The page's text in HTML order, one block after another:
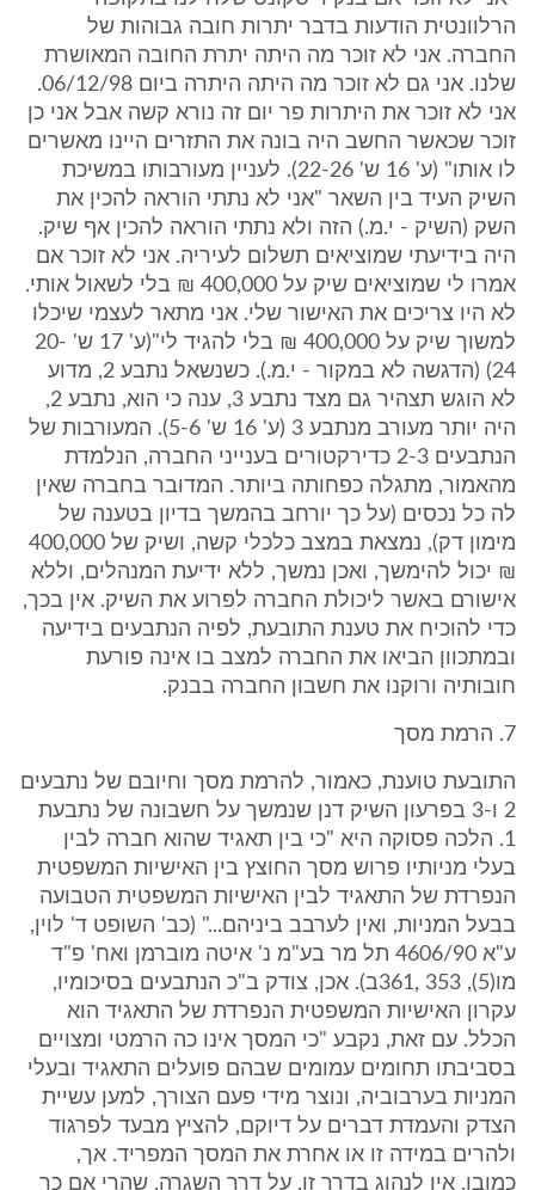
הרלוונטית הודעות בדבר יתרות חובה גבוהות של
החברה. אני לא זוכר מה היתה יתרת החובה המאושרת
שלנו. אני גם לא זוכר מה היתה היתרה ביום 06/12/98.
אני לא זוכר את היתרות פר יום זה נורא קשה אבל אני כן
זוכר שכאשר החשב היה בונה את התזרים היינו מאשרים
לו אותו" (ע' 16 ש' 22-26). לעניין מעורבותו במשיכת
השיק העיד בין השאר "אני לא נתתי הוראה להכין את
השק (השיק - י.מ.) הזה ולא נתתי הוראה להכין אף שיק.
היה בידיעתי שמוציאים תשלום לעיריה. אני לא זוכר אם
אמרו לי שמוציאים שיק על 400,000 ₪ בלי לשאול אותי.
לא היו צריכים את האישור שלי. אני מתאר לעצמי שיכלו
למשוך שיק על 400,000 ₪ בלי להגיד לי"(ע' 17 ש' 20-
24) (הדגשה לא במקור - י.מ.). כשנשאל נתבע 2, מדוע
לא הוגש תצהיר גם מצד נתבע 3, ענה כי הוא, נתבע 2,
היה יותר מעורב מנתבע 3 (ע' 16 ש' 5-6). המעורבות של
הנתבעים 2-3 כדירקטורים בענייני החברה, הנלמדת
מהאמור, מתגלה כפחותה ביותר. המדובר בחברה שאין
לה כל נכסים (על כך יורחב בהמשך בדיון בטענה של
מימון דק), נמצאת במצב כלכלי קשה, ושיק של 400,000
₪ יכול להימשך, ואכן נמשך, ללא ידיעת המנהלים, וללא
אישורם באשר ליכולת החברה לפרוע את השיק. אין בכך,
כדי להוכיח את טענת התובעת, לפיה הנתבעים בידיעה
ובמתכוון הביאו את החברה למצב בו אינה פורעת
חובותיה ורוקנו את חשבון החברה בבנק.
7. הרמת מסך
התובעת טוענת, כאמור, להרמת מסך וחיובם של נתבעים
2 ו-3 בפרעון השיק דנן שנמשך על חשבונה של נתבעת
1. הלכה פסוקה היא "כי בין תאגיד שהוא חברה לבין
בעלי מניותיו פרוש מסך החוצץ בין האישיות המשפטית
הנפרדת של התאגיד לבין האישיות המשפטית הטבועה
בבעל המניות, ואין לערבב ביניהם..." (כב' השופט ד' לוין,
ע"א 4606/90 תל מר בע"מ נ' איטה מוברמן ואח' פ"ד
מו(5), 353 ,361ב). אכן, צודק ב"כ הנתבעים בסיכומיו,
עקרון האישיות המשפטית הנפרדת של התאגיד הוא
הכלל. עם זאת, נקבע "כי המסך אינו כה הרמטי ומצויים
בסביבתו תחומים עמומים שבהם פועלים התאגיד ובעלי
המניות בערבוביה, ונוצר מידי פעם הצורך, למען עשיית
הצדק והעמדת דברים על דיוקם, להציץ מבעד לפרגוד
ולהרים במידה זו או אחרת את המסך המפריד. אך,
כמובן, אין לנהוג בדרך זו, על דרך השגרה, שהרי אם כך